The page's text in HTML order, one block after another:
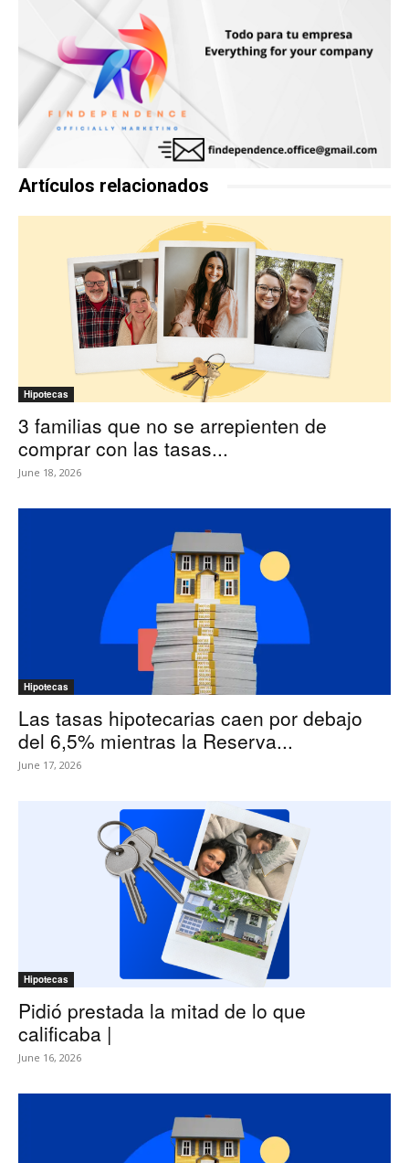
Artículos relacionados
Hipotecas
3 familias que no se arrepienten de
comprar con las tasas...
June 18, 2026
Hipotecas
Las tasas hipotecarias caen por debajo
del 6,5% mientras la Reserva...
June 17, 2026
Hipotecas
Pidió prestada la mitad de lo que
calificaba |
June 16, 2026